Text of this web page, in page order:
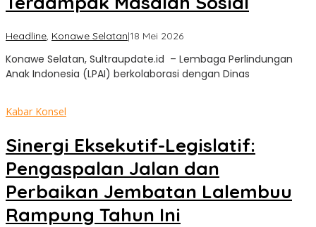
Headline, Konawe Selatan|18 Mei 2026oleh
Update
‎Konawe Selatan, Sultraupdate.id – Lembaga Perlindungan
Anak Indonesia (LPAI) berkolaborasi dengan Dinas
Kabar Konsel
Sinergi Eksekutif-Legislatif:
Pengaspalan Jalan dan
Perbaikan Jembatan Lalembuu
Rampung Tahun Ini